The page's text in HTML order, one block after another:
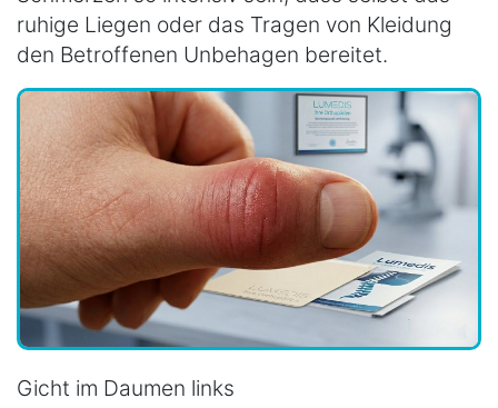
ruhige Liegen oder das Tragen von Kleidung
den Betroffenen Unbehagen bereitet.
Gicht im Daumen links